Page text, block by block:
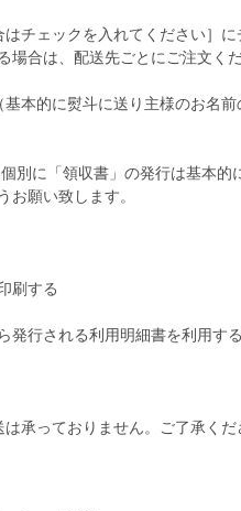
チェックを入れてください］に
合は、配送先ごとにご注文くだ
本的に熨斗に送り主様のお名前
別に「領収書」の発行は基本的
お願い致します。
刷する
発行される利用明細書を利用する
承っておりません。ご了承くだ